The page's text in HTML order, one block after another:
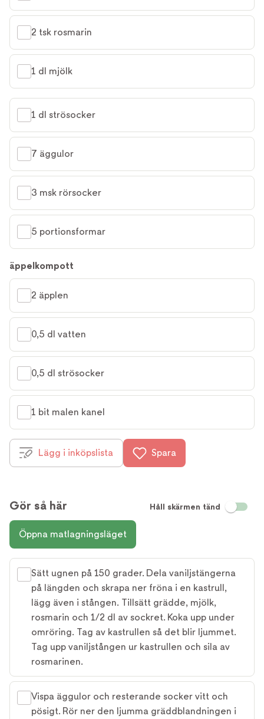
2 tsk rosmarin
1 dl mjölk
1 dl strösocker
7 äggulor
3 msk rörsocker
5 portionsformar
äppelkompott
2 äpplen
0,5 dl vatten
0,5 dl strösocker
1 bit malen kanel
Lägg i inköpslista Spara
Gör så här Håll skärmen tänd
Öppna matlagningsläget
Sätt ugnen på 150 grader. Dela vaniljstängerna
på längden och skrapa ner fröna i en kastrull,
lägg även i stången. Tillsätt grädde, mjölk,
rosmarin och 1/2 dl av sockret. Koka upp under
omröring. Tag av kastrullen så det blir ljummet.
Tag upp vaniljstången ur kastrullen och sila av
rosmarinen.
Vispa äggulor och resterande socker vitt och
pösigt. Rör ner den ljumma gräddblandningen i